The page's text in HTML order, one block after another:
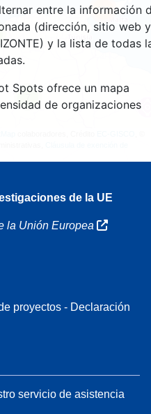
entre la información
(dirección, sitio web y
y la lista de todas
Spots ofrece un mapa
de organizaciones
7
481
de la UE
la Unión Europea
proyectos - Declaración
servicio de asistencia